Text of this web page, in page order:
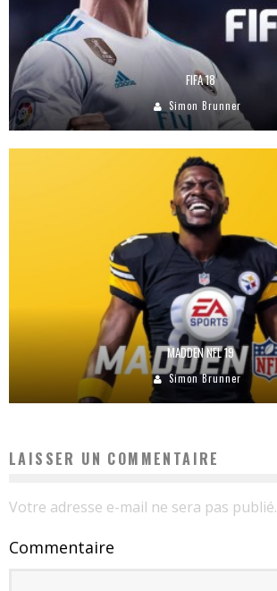
FIFA 18
Simon Brunner
MADDEN NFL 19
Simon Brunner
LAISSER UN COMMENTAIRE
Votre adresse e-mail ne sera pas publié.
Commentaire